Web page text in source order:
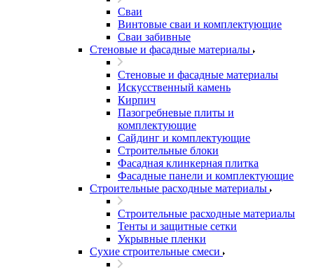
Сваи
Винтовые сваи и комплектующие
Сваи забивные
Стеновые и фасадные материалы
Стеновые и фасадные материалы
Искусственный камень
Кирпич
Пазогребневые плиты и
комплектующие
Сайдинг и комплектующие
Строительные блоки
Фасадная клинкерная плитка
Фасадные панели и комплектующие
Строительные расходные материалы
Строительные расходные материалы
Тенты и защитные сетки
Укрывные пленки
Сухие строительные смеси